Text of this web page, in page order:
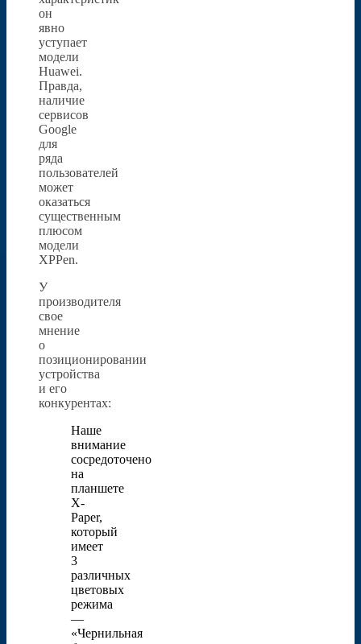
он
явно
уступает
модели
Huawei.
Правда,
наличие
сервисов
Google
для
ряда
пользователей
может
оказаться
существенным
плюсом
модели
XPPen.
У
производителя
свое
мнение
о
позиционировании
устройства
и его
конкурентах:
Наше
внимание
сосредоточено
на
планшете
X-
Paper,
который
имеет
3
различных
цветовых
режима
—
«Чернильная